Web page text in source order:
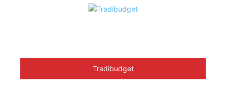
Tradibudget